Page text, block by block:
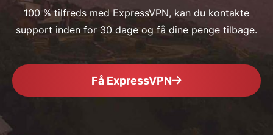
100 % tilfreds med ExpressVPN, kan du kontakte
support inden for 30 dage og få dine penge tilbage.
Få ExpressVPN